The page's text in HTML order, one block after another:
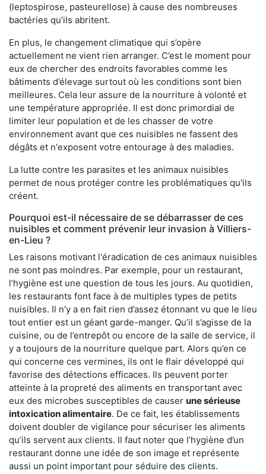
(leptospirose, pasteurellose) à cause des nombreuses
bactéries qu’ils abritent.
En plus, le changement climatique qui s’opère
actuellement ne vient rien arranger. C’est le moment pour
eux de chercher des endroits favorables comme les
bâtiments d’élevage surtout où les conditions sont bien
meilleures. Cela leur assure de la nourriture à volonté et
une température appropriée. Il est donc primordial de
limiter leur population et de les chasser de votre
environnement avant que ces nuisibles ne fassent des
dégâts et n'exposent votre entourage à des maladies.
La lutte contre les parasites et les animaux nuisibles
permet de nous protéger contre les problématiques qu'ils
créent.
Pourquoi est-il nécessaire de se débarrasser de ces
nuisibles et comment prévenir leur invasion à Villiers-
en-Lieu ?
Les raisons motivant l'éradication de ces animaux nuisibles
ne sont pas moindres. Par exemple, pour un restaurant,
l’hygiène est une question de tous les jours. Au quotidien,
les restaurants font face à de multiples types de petits
nuisibles. Il n’y a en fait rien d’assez étonnant vu que le lieu
tout entier est un géant garde-manger. Qu’il s’agisse de la
cuisine, ou de l’entrepôt ou encore de la salle de service, il
y a toujours de la nourriture quelque part. Alors qu’en ce
qui concerne ces vermines, ils ont le flair développé qui
favorise des détections efficaces. Ils peuvent porter
atteinte à la propreté des aliments en transportant avec
eux des microbes susceptibles de causer une sérieuse
intoxication alimentaire. De ce fait, les établissements
doivent doubler de vigilance pour sécuriser les aliments
qu’ils servent aux clients. Il faut noter que l’hygiène d’un
restaurant donne une idée de son image et représente
aussi un point important pour séduire des clients.